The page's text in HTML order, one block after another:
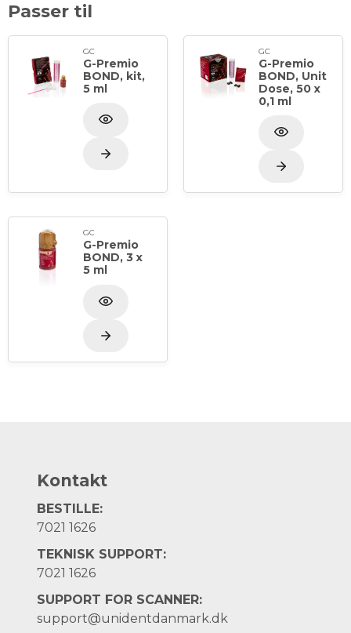
Passer til
GC
G-Premio
BOND, kit,
5 ml
GC
G-Premio
BOND, Unit
Dose, 50 x
0,1 ml
GC
G-Premio
BOND, 3 x
5 ml
Kontakt
BESTILLE:
7021 1626
TEKNISK SUPPORT:
7021 1626
SUPPORT FOR SCANNER:
support@unidentdanmark.dk